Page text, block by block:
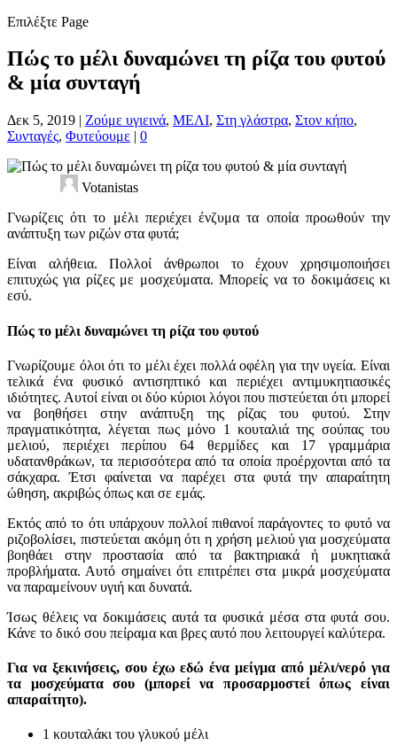
Επιλέξτε Page
Πώς το μέλι δυναμώνει τη ρίζα του φυτού
& μία συνταγή
Δεκ 5, 2019 | Ζούμε υγιεινά, ΜΕΛΙ, Στη γλάστρα, Στον κήπο,
Συνταγές, Φυτεύουμε | 0
Votanistas
Γνωρίζεις ότι το μέλι περιέχει ένζυμα τα οποία προωθούν την
ανάπτυξη των ριζών στα φυτά;
Είναι αλήθεια. Πολλοί άνθρωποι το έχουν χρησιμοποιήσει
επιτυχώς για ρίζες με μοσχεύματα. Μπορείς να το δοκιμάσεις κι
εσύ.
Πώς το μέλι δυναμώνει τη ρίζα του φυτού
Γνωρίζουμε όλοι ότι το μέλι έχει πολλά οφέλη για την υγεία. Είναι
τελικά ένα φυσικό αντισηπτικό και περιέχει αντιμυκητιασικές
ιδιότητες. Αυτοί είναι οι δύο κύριοι λόγοι που πιστεύεται ότι μπορεί
να βοηθήσει στην ανάπτυξη της ρίζας του φυτού. Στην
πραγματικότητα, λέγεται πως μόνο 1 κουταλιά της σούπας του
μελιού, περιέχει περίπου 64 θερμίδες και 17 γραμμάρια
υδατανθράκων, τα περισσότερα από τα οποία προέρχονται από τα
σάκχαρα. Έτσι φαίνεται να παρέχει στα φυτά την απαραίτητη
ώθηση, ακριβώς όπως και σε εμάς.
Εκτός από το ότι υπάρχουν πολλοί πιθανοί παράγοντες το φυτό να
ριζοβολίσει, πιστεύεται ακόμη ότι η χρήση μελιού για μοσχεύματα
βοηθάει στην προστασία από τα βακτηριακά ή μυκητιακά
προβλήματα. Αυτό σημαίνει ότι επιτρέπει στα μικρά μοσχεύματα
να παραμείνουν υγιή και δυνατά.
Ίσως θέλεις να δοκιμάσεις αυτά τα φυσικά μέσα στα φυτά σου.
Κάνε το δικό σου πείραμα και βρες αυτό που λειτουργεί καλύτερα.
Για να ξεκινήσεις, σου έχω εδώ ένα μείγμα από μέλι/νερό για
τα μοσχεύματα σου (μπορεί να προσαρμοστεί όπως είναι
απαραίτητο).
1 κουταλάκι του γλυκού μέλι